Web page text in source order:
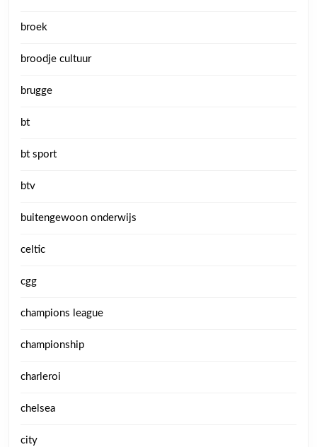
broek
broodje cultuur
brugge
bt
bt sport
btv
buitengewoon onderwijs
celtic
cgg
champions league
championship
charleroi
chelsea
city